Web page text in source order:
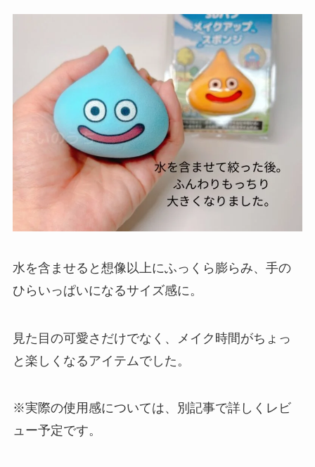
水を含ませると想像以上にふっくら膨らみ、手の
ひらいっぱいになるサイズ感に。
見た目の可愛さだけでなく、メイク時間がちょっ
と楽しくなるアイテムでした。
※実際の使用感については、別記事で詳しくレビ
ュー予定です。